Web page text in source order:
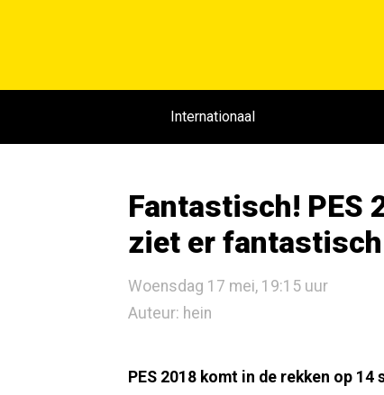
Internationaal
Fantastisch! PES
ziet er
Woensdag 17 mei, 19:15 uur
Auteur: hein
PES 2018 komt in de rekken op